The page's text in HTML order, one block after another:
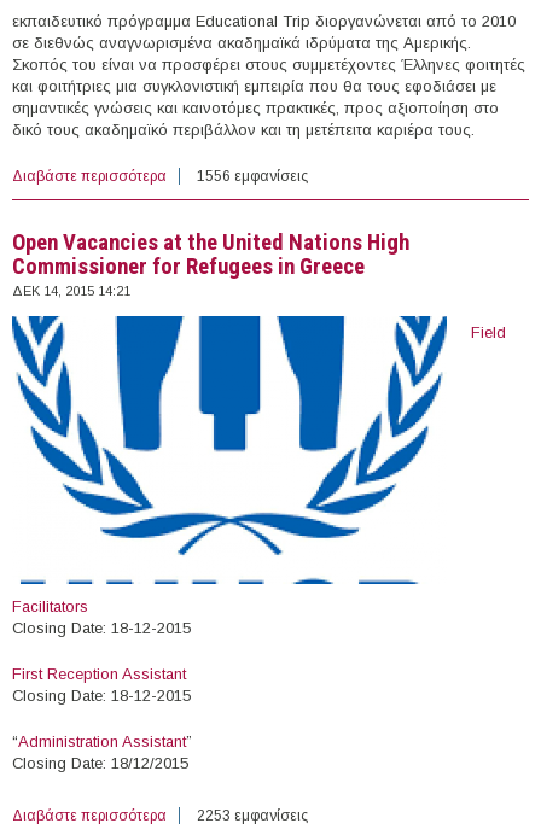
εκπαιδευτικό πρόγραμμα Educational Trip διοργανώνεται από το 2010
σε διεθνώς αναγνωρισμένα ακαδημαϊκά ιδρύματα της Αμερικής.
Σκοπός του είναι να προσφέρει στους συμμετέχοντες Έλληνες φοιτητές
και φοιτήτριες μια συγκλονιστική εμπειρία που θα τους εφοδιάσει με
σημαντικές γνώσεις και καινοτόμες πρακτικές, προς αξιοποίηση στο
δικό τους ακαδημαϊκό περιβάλλον και τη μετέπειτα καριέρα τους.
Διαβάστε περισσότερα για Educational Trip 2016
1556 εμφανίσεις
Open Vacancies at the United Nations High
Commissioner for Refugees in Greece
ΔΕΚ 14, 2015 14:21
Field
Facilitators
Closing Date: 18-12-2015
First Reception Assistant
Closing Date: 18-12-2015
“Administration Assistant”
Closing Date: 18/12/2015
Διαβάστε περισσότερα για Open Vacancies at the United Nations High
2253 εμφανίσεις